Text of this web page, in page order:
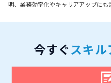
明、業務効率化やキャリアアップにも
今すぐスキル